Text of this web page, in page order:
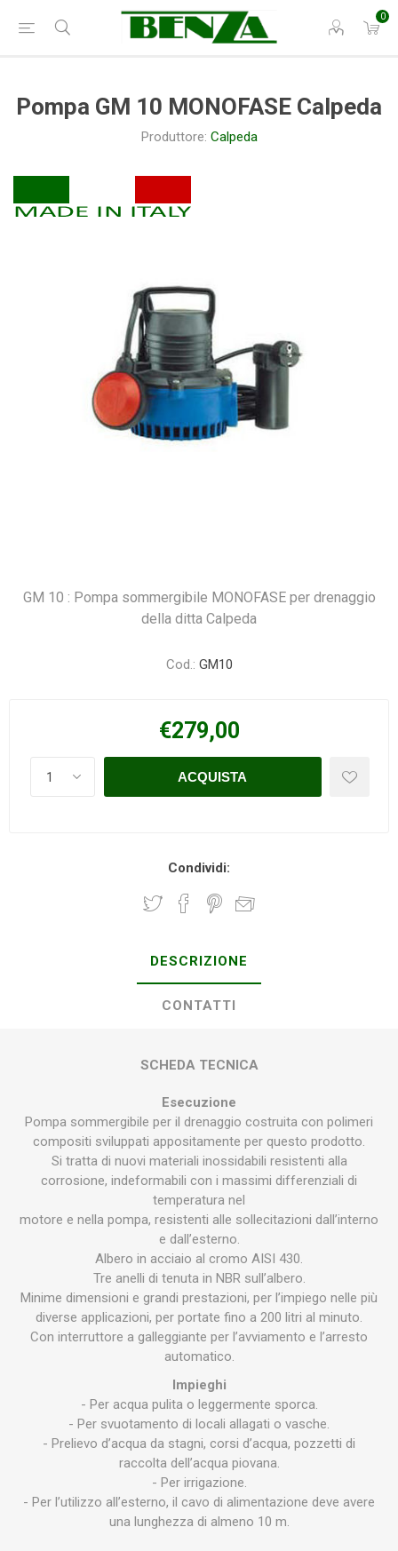
0
Pompa GM 10 MONOFASE Calpeda
Produttore: Calpeda
GM 10 : Pompa sommergibile MONOFASE per drenaggio
della ditta Calpeda
Cod.: GM10
€279,00
Condividi:
DESCRIZIONE
CONTATTI
SCHEDA TECNICA
Esecuzione
Pompa sommergibile per il drenaggio costruita con polimeri
compositi sviluppati appositamente per questo prodotto.
Si tratta di nuovi materiali inossidabili resistenti alla
corrosione, indeformabili con i massimi differenziali di
temperatura nel
motore e nella pompa, resistenti alle sollecitazioni dall’interno
e dall’esterno.
Albero in acciaio al cromo AISI 430.
Tre anelli di tenuta in NBRsull’albero.
Minime dimensioni e grandi prestazioni, per l’impiego nelle più
diverse applicazioni, per portate fino a 200 litri al minuto.
Con interruttore a galleggiante per l’avviamento e l’arresto
automatico.
Impieghi
- Per acqua pulita o leggermente sporca.
- Per svuotamento di locali allagati o vasche.
- Prelievo d’acqua da stagni, corsi d’acqua, pozzetti di
raccolta dell’acqua piovana.
- Per irrigazione.
- Per l’utilizzo all’esterno, il cavo di alimentazione deve avere
una lunghezza di almeno 10 m.